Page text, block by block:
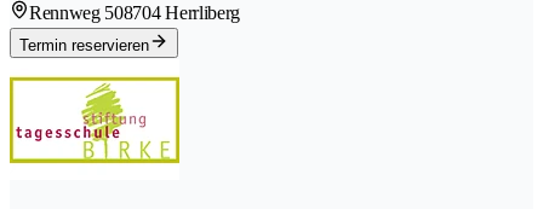
Rennweg 508704 Herrliberg
Termin reservieren